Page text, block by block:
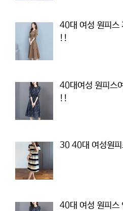
40대 여성 원피스
!!
40대여성 원피스
!!
30 40대 여성원
40대 여성 원피